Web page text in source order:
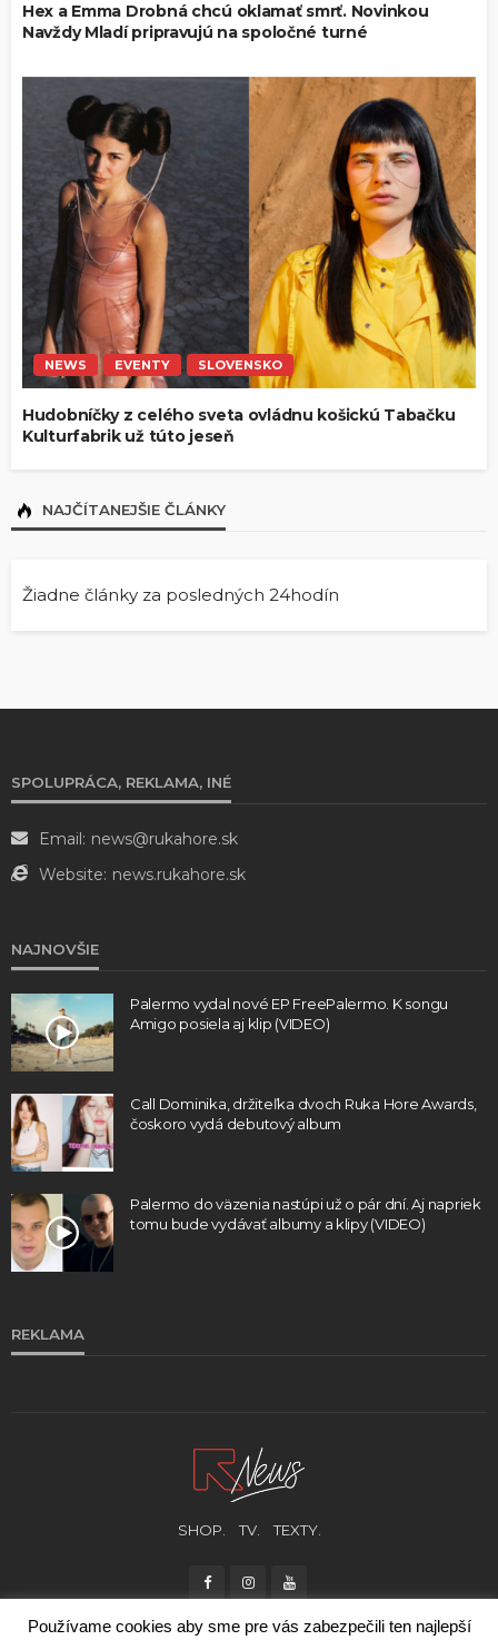
Hex a Emma Drobná chcú oklamať smrť. Novinkou
Navždy Mladí pripravujú na spoločné turné
NEWS EVENTY SLOVENSKO
Hudobníčky z celého sveta ovládnu košickú Tabačku
Kulturfabrik už túto jeseň
NAJČÍTANEJŠIE ČLÁNKY
Žiadne články za posledných 24hodín
SPOLUPRÁCA, REKLAMA, INÉ
Email: news@rukahore.sk
Website: news.rukahore.sk
NAJNOVŠIE
Palermo vydal nové EP FreePalermo. K songu
Amigo posiela aj klip (VIDEO)
Call Dominika, držiteľka dvoch Ruka Hore Awards,
čoskoro vydá debutový album
Palermo do väzenia nastúpi už o pár dní. Aj napriek
tomu bude vydávať albumy a klipy (VIDEO)
REKLAMA
SHOP. TV. TEXTY.
Používame cookies aby sme pre vás zabezpečili ten najlepší